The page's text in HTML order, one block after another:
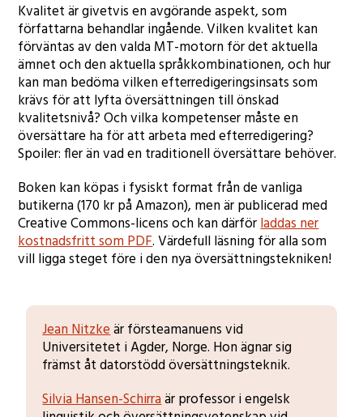
Kvalitet är givetvis en avgörande aspekt, som
författarna behandlar ingående. Vilken kvalitet kan
förväntas av den valda MT-motorn för det aktuella
ämnet och den aktuella språkkombinationen, och hur
kan man bedöma vilken efterredigeringsinsats som
krävs för att lyfta översättningen till önskad
kvalitetsnivå? Och vilka kompetenser måste en
översättare ha för att arbeta med efterredigering?
Spoiler: fler än vad en traditionell översättare behöver.
Boken kan köpas i fysiskt format från de vanliga
butikerna (170 kr på Amazon), men är publicerad med
Creative Commons-licens och kan därförladdas ner
kostnadsfritt som PDF. Värdefull läsning för alla som
vill ligga steget före i den nya översättningstekniken!
Jean Nitzkeär försteamanuens vid
Universitetet i Agder, Norge. Hon ägnar sig
främst åt datorstödd översättningsteknik.
Silvia Hansen-Schirraär professor i engelsk